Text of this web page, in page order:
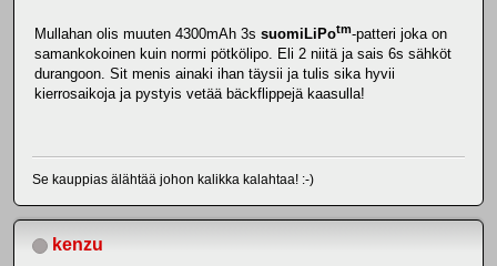
Mullahan olis muuten 4300mAh 3s suomiLiPotm-patteri joka on
samankokoinen kuin normi pötkölipo. Eli 2 niitä ja sais 6s sähköt
durangoon. Sit menis ainaki ihan täysii ja tulis sika hyvii
kierrosaikoja ja pystyis vetää bäckflippejä kaasulla!
Se kauppias älähtää johon kalikka kalahtaa! :-)
kenzu